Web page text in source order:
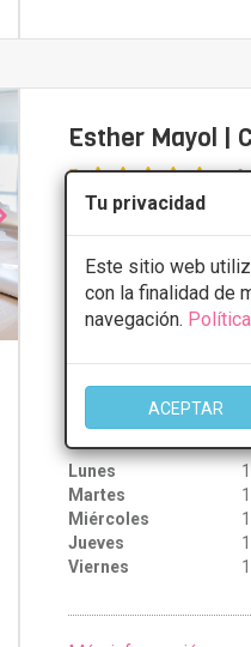
Tu privacidad
Este sitio web
con la finalidad de
navegación.
ACEPTAR
Esther Mayol |
5 6
Avinguda de Ramón y
Tarragona
PRIMERA
CONSULTAR/
Lunes
Martes
Miércoles
Jueves
Viernes